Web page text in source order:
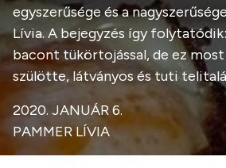
egyszerűsége és a
Lívia. A bejegyzés így
bacont tükörtojással, de ez
szülötte, látványos és tuti
2020. JANUÁR 6.
PAMMER LÍVIA